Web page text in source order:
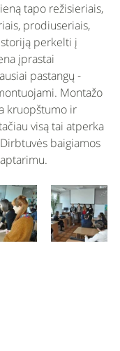
tapo režisieriais,
prodiuseriais,
perkelti į
įprastai
pastangų -
Montažo
kruopštumo ir
visą tai atperka
baigiamos